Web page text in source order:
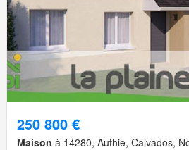
250 800 €
Maison à 14280, Authie, Calvados,